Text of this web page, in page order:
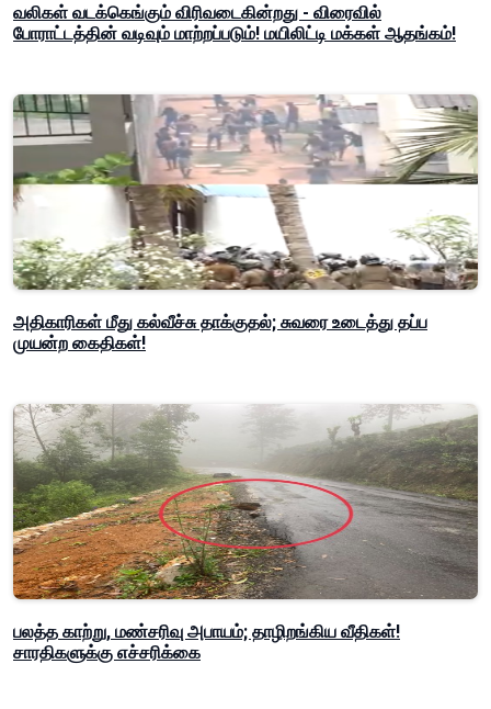
வலிகள் வடக்கெங்கும் விரிவடைகின்றது - விரைவில்
போராட்டத்தின் வடிவும் மாற்றப்படும்! மயிலிட்டி மக்கள் ஆதங்கம்!
அதிகாரிகள் மீது கல்வீச்சு தாக்குதல்; சுவரை உடைத்து தப்ப
முயன்ற கைதிகள்!
பலத்த காற்று, மண்சரிவு அபாயம்; தாழிறங்கிய வீதிகள்!
சாரதிகளுக்கு எச்சரிக்கை